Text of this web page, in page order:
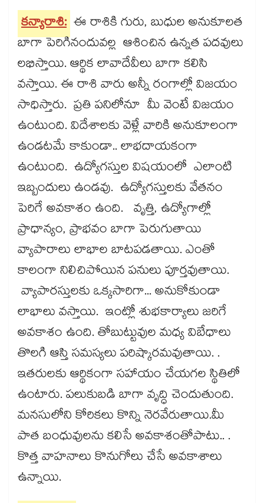
కన్యారాశి: ఈ రాశికి గురు, బుధుల అనుకూలత
బాగా పెరిగినందువల్ల ఆశించిన ఉన్నత పదవులు
లభిస్తాయి. ఆర్థిక లావాదేవీలు బాగా కలిసి
వస్తాయి. ఈ రాశి వారు అన్నీ రంగాల్లో విజయం
సాధిస్తారు. ప్రతి పనిలోనూ మీ వెంటే విజయం
ఉంటుంది. విదేశాలకు వెళ్లే వారికి అనుకూలంగా
ఉండటమే కాకుండా.. లాభదాయకంగా
ఉంటుంది. ఉద్యోగస్తుల విషయంలో ఎలాంటి
ఇబ్బందులు ఉండవు. ఉద్యోగస్తులకు వేతనం
పెరిగే అవకాశం ఉంది. వృత్తి, ఉద్యోగాల్లో
ప్రాధాన్యం, ప్రాభవం బాగా పెరుగుతాయి
వ్యాపారాలు లాభాల బాటపడతాయి. ఎంతో
కాలంగా నిలిచిపోయిన పనులు పూర్తవుతాయి.
వ్యాపారస్తులకు ఒక్కసారిగా... అనుకోకుండా
లాభాలు వస్తాయి. ఇంట్లో శుభకార్యాలు జరిగే
అవకాశం ఉంది. తోబుట్టువుల మధ్య విబేధాలు
తొలగి ఆస్తి సమస్యలు పరిష్కారమవుతాయి. .
ఇతరులకు ఆర్థికంగా సహాయం చేయగల స్థితిలో
ఉంటారు. పలుకుబడి బాగా వృద్ధి చెందుతుంది.
మనసులోని కోరికలు కొన్ని నెరవేరుతాయి.మీ
పాత బంధువులను కలిసే అవకాశంతోపాటు.. .
కొత్త వాహనాలు కొనుగోలు చేసే అవకాశాలు
ఉన్నాయి.